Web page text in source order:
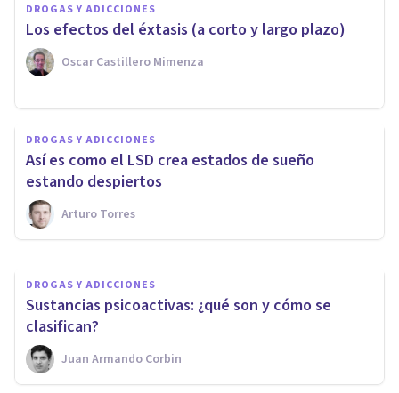
DROGAS Y ADICCIONES
Los efectos del éxtasis (a corto y largo plazo)
Oscar Castillero Mimenza
DROGAS Y ADICCIONES
Así es como el LSD crea estados de sueño
estando despiertos
Arturo Torres
Combinar alcohol y marihuana
tiene estos efectos en el
cerebro
Arturo Torres
DROGAS Y ADICCIONES
Sustancias psicoactivas: ¿qué son y cómo se
clasifican?
Juan Armando Corbin